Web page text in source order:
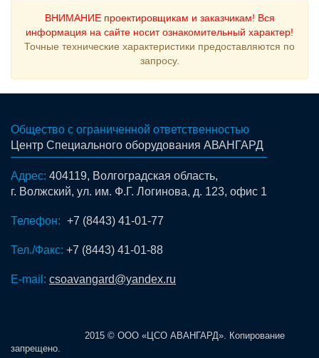
ВНИМАНИЕ проектировщикам и заказчикам! Вся
информация на сайте носит ознакомительный характер!
Точные технические характеристики предоставляются по
запросу.
Общество с ограниченной ответственностью
Центр Специального оборудования АВАНГАРД
Адрес: 404119, Волгоградская область,
г. Волжский, ул. им. Ф.Г. Логинова, д. 123, офис 1
Телефон: +7 (8443) 41-01-77
Тел./Факс: +7 (8443) 41-01-88
E-mail: csoavangard@yandex.ru
2015 © ООО «ЦСО АВАНГАРД». Копирование
запрещено.